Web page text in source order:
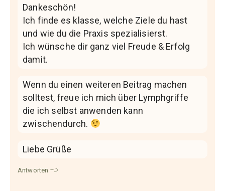
Dankeschön!
Ich finde es klasse, welche Ziele du hast
und wie du die Praxis spezialisierst.
Ich wünsche dir ganz viel Freude & Erfolg
damit.
Wenn du einen weiteren Beitrag machen
solltest, freue ich mich über Lymphgriffe
die ich selbst anwenden kann
zwischendurch.
Liebe Grüße
Antworten